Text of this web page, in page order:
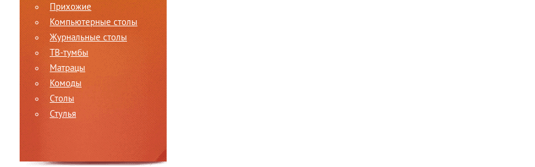
Прихожие
Компьютерные столы
Журнальные столы
ТВ-тумбы
Матрацы
Комоды
Столы
Стулья